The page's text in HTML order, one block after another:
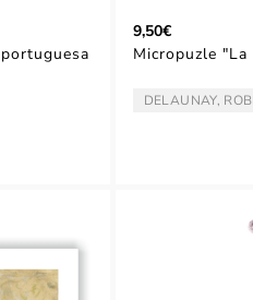
9,50€
Micropuzle
ARTISTA/AUTOR:
DELAUNAY,